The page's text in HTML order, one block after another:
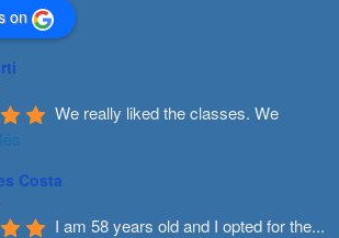
on
We really liked the classes. We
Costa
I am 58 years old and I opted for the...